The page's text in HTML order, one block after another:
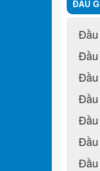
ĐẦU
Đầu
Đầu
Đầu
Đầu
Đầu
Đầu
Đầu